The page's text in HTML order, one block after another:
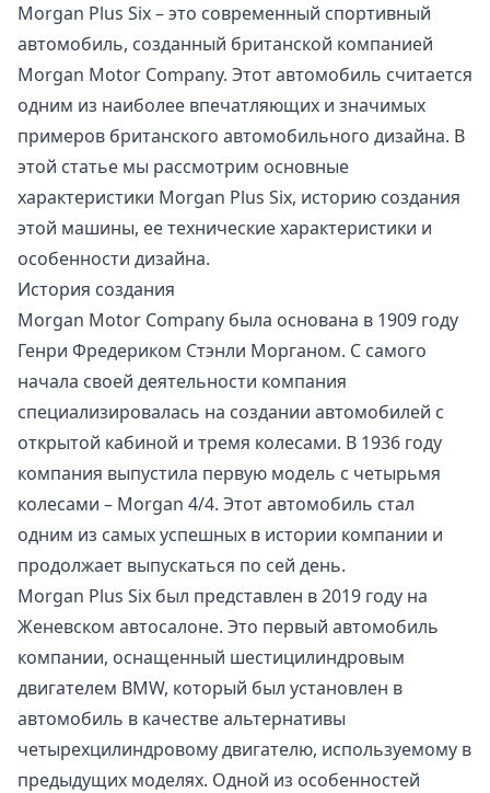
Morgan Plus Six – это современный спортивный
автомобиль, созданный британской компанией
Morgan Motor Company. Этот автомобиль считается
одним из наиболее впечатляющих и значимых
примеров британского автомобильного дизайна. В
этой статье мы рассмотрим основные
характеристики Morgan Plus Six, историю создания
этой машины, ее технические характеристики и
особенности дизайна.
История создания
Morgan Motor Company была основана в 1909 году
Генри Фредериком Стэнли Морганом. С самого
начала своей деятельности компания
специализировалась на создании автомобилей с
открытой кабиной и тремя колесами. В 1936 году
компания выпустила первую модель с четырьмя
колесами – Morgan 4/4. Этот автомобиль стал
одним из самых успешных в истории компании и
продолжает выпускаться по сей день.
Morgan Plus Six был представлен в 2019 году на
Женевском автосалоне. Это первый автомобиль
компании, оснащенный шестицилиндровым
двигателем BMW, который был установлен в
автомобиль в качестве альтернативы
четырехцилиндровому двигателю, используемому в
предыдущих моделях. Одной из особенностей